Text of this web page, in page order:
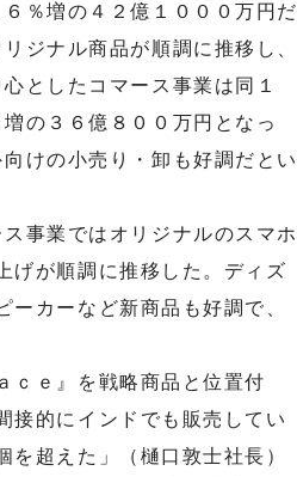
６％増の４２億１０００万円だ
ジナル商品が順調に推移し、
心としたコマース事業は同１
増の３６億８００万円となっ
向けの小売り・卸も好調だとい
事業ではオリジナルのスマホ
げが順調に推移した。ディズ
カーなど新商品も好調で、
ｅ』を戦略商品と位置付
接的にインドでも販売してい
超えた」（樋口敦士社長）